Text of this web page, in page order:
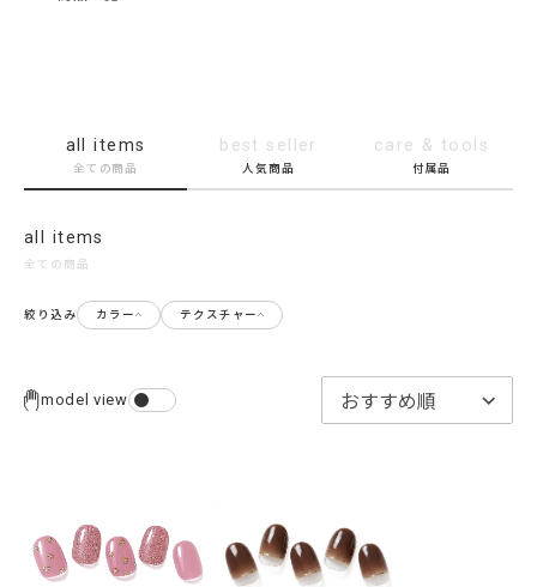
all items
全ての商品
best seller
人気商品
care & tools
付属品
all items
全ての商品
絞り込み カラー テクスチャー
model view